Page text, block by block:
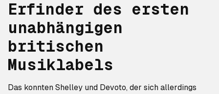
Erfinder des ersten
unabhängigen
britischen
Musiklabels
Das konnten Shelley und Devoto, der sich allerdings